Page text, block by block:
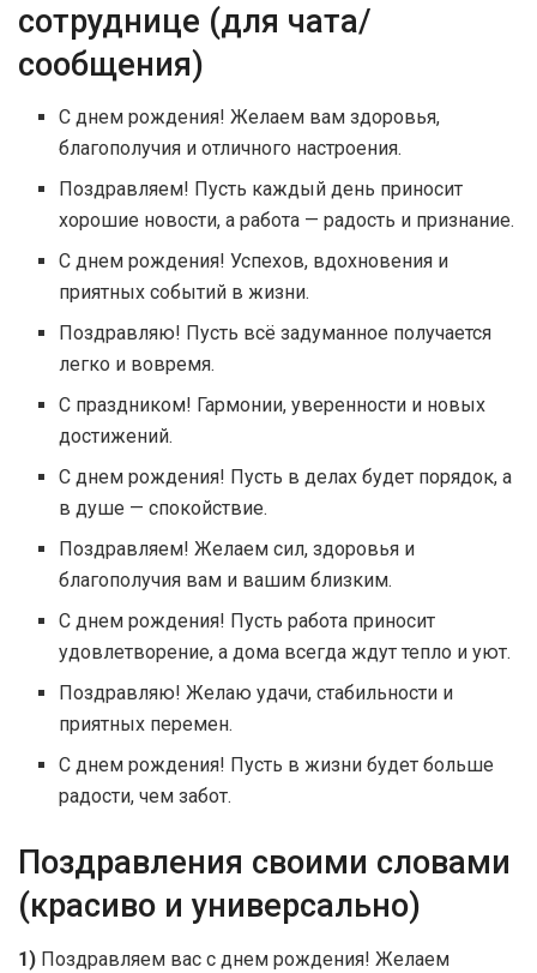
сотруднице (для чата/
сообщения)
С днем рождения! Желаем вам здоровья,
благополучия и отличного настроения.
Поздравляем! Пусть каждый день приносит
хорошие новости, а работа — радость и признание.
С днем рождения! Успехов, вдохновения и
приятных событий в жизни.
Поздравляю! Пусть всё задуманное получается
легко и вовремя.
С праздником! Гармонии, уверенности и новых
достижений.
С днем рождения! Пусть в делах будет порядок, а
в душе — спокойствие.
Поздравляем! Желаем сил, здоровья и
благополучия вам и вашим близким.
С днем рождения! Пусть работа приносит
удовлетворение, а дома всегда ждут тепло и уют.
Поздравляю! Желаю удачи, стабильности и
приятных перемен.
С днем рождения! Пусть в жизни будет больше
радости, чем забот.
Поздравления своими словами
(красиво и универсально)
1) Поздравляем вас с днем рождения! Желаем